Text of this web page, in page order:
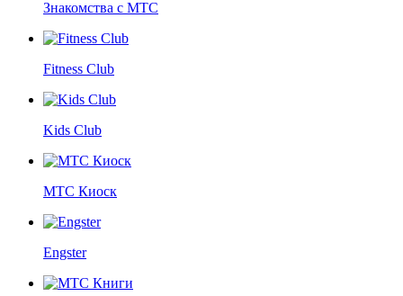
Знакомства с МТС
Fitness Club
Kids Club
МТС Киоск
Engster